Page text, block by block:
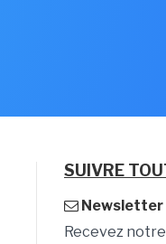
SUIVRE
Newsletter
Recevez